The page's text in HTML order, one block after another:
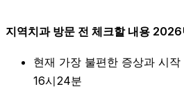
지역치과 방문 전 체크할 내용
현재 가장 불편한 증상과 시
16시24분